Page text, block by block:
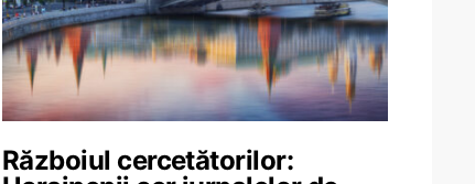
Războiul cercetătorilor: